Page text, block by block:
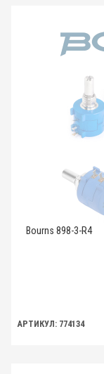
Bourns 898-3-R4
АРТИКУЛ: 774134